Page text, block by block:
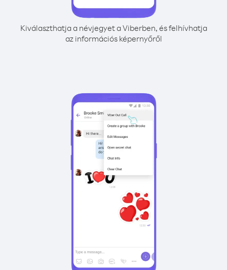
Kiválaszthatja a névjegyet a Viberben, és felhívhatja
az információs képernyőről